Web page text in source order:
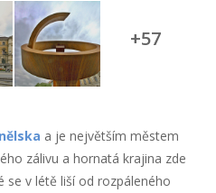
+57
a je největším městem
zálivu a hornatá krajina zde
v létě liší od rozpáleného